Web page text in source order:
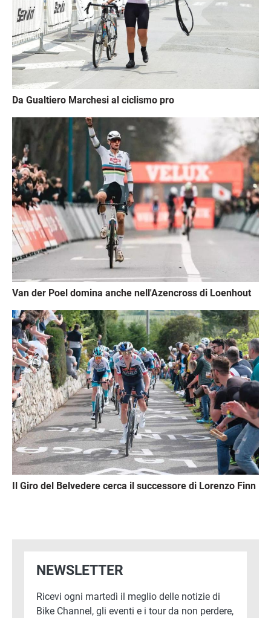
Da Gualtiero Marchesi al ciclismo pro
Van der Poel domina anche nell'Azencross di Loenhout
Immagine
Il Giro del Belvedere cerca il successore di Lorenzo Finn
NEWSLETTER
Ricevi ogni martedì il meglio delle notizie di
Bike Channel, gli eventi e i tour da non perdere,